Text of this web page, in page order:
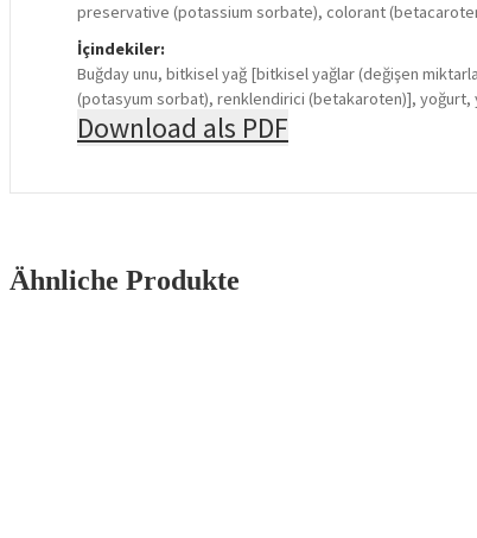
preservative (potassium sorbate), colorant
İçindekiler:
Buğday unu, bitkisel yağ [bitkisel yağlar (değişen
(potasyum sorbat), renklendirici (betakaroten)],
Download als PDF
Ähnliche Produkte